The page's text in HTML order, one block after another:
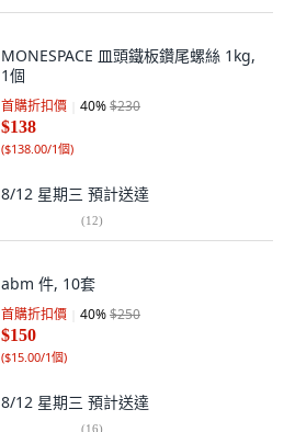
MONESPACE 皿頭鐵板鑽尾螺絲 1kg,
1個
首購折扣價 40%$230
$138
($138.00/1個)
8/12 星期三 預計送達
(12)
abm 件, 10套
首購折扣價 40%$250
$150
($15.00/1個)
8/12 星期三 預計送達
(16)